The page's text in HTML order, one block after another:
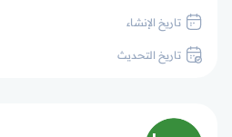
تاريخ الإنشاء
تاريخ التحديث